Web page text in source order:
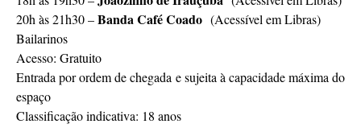
20h às 21h30 –Banda Café Coado (Acessível em Libras)
Bailarinos
Acesso: Gratuito
Entrada por ordem de chegada e sujeita à capacidade máxima do
espaço
Classificação indicativa: 18 anos